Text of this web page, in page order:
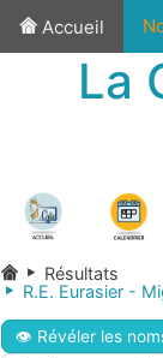
Accueil
La
Résultats
R.E. Eurasier -
👁 Révéler les